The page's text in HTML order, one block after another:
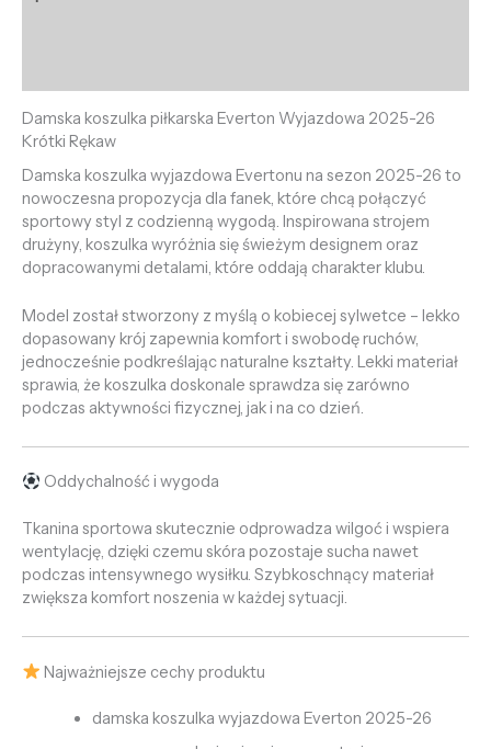
Damska koszulka piłkarska Everton Wyjazdowa 2025-26
Krótki Rękaw
Damska koszulka wyjazdowa Evertonu na sezon 2025-26 to
nowoczesna propozycja dla fanek, które chcą połączyć
sportowy styl z codzienną wygodą. Inspirowana strojem
drużyny, koszulka wyróżnia się świeżym designem oraz
dopracowanymi detalami, które oddają charakter klubu.
Model został stworzony z myślą o kobiecej sylwetce – lekko
dopasowany krój zapewnia komfort i swobodę ruchów,
jednocześnie podkreślając naturalne kształty. Lekki materiał
sprawia, że koszulka doskonale sprawdza się zarówno
podczas aktywności fizycznej, jak i na co dzień.
Oddychalność i wygoda
Tkanina sportowa skutecznie odprowadza wilgoć i wspiera
wentylację, dzięki czemu skóra pozostaje sucha nawet
podczas intensywnego wysiłku. Szybkoschnący materiał
zwiększa komfort noszenia w każdej sytuacji.
Najważniejsze cechy produktu
damska koszulka wyjazdowa Everton 2025-26